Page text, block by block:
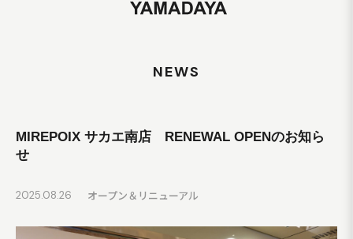
NEWS
MIREPOIX サカエ南店 RENEWAL OPENのお知ら
せ
2025.08.26 オープン＆リニューアル